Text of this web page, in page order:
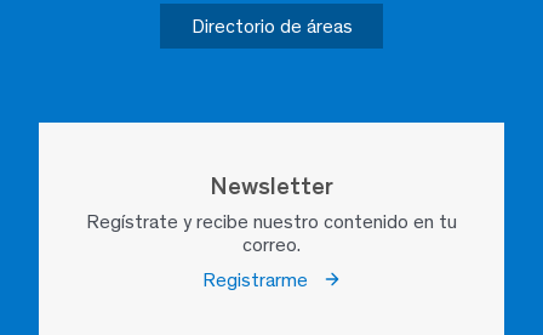
Directorio de áreas
Newsletter
Regístrate y recibe nuestro contenido en tu
correo.
Registrarme